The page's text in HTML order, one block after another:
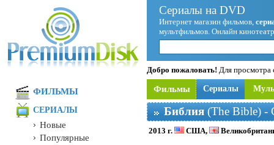
Сериалы на DVD
Интернет магазин фильмов,
мультфильмов. Онлайн
Добро пожаловать! Для просмотра
Фильмы Сериалы
Библия (The Bible) -
2013 г. США,
ФИЛЬМЫ
СЕРИАЛЫ
Новые
Популярные